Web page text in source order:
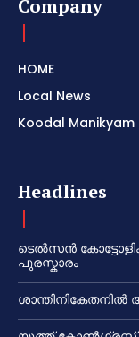
Company
HOME
Local News
Koodal Manikyam
Headlines
ടെൽസൻ
പുരസ്കാരം
ശാന്തിനികേതനിൽ